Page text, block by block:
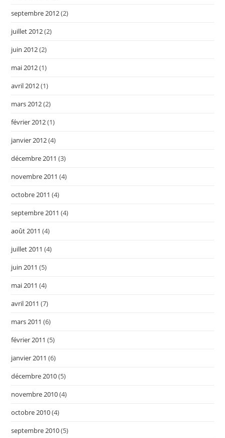
septembre 2012(2)
juillet 2012(2)
juin 2012(2)
mai 2012(1)
avril 2012(1)
mars 2012(2)
février 2012(1)
janvier 2012(4)
décembre 2011 (3)
novembre 2011 (4)
octobre 2011 (4)
septembre 2011 (4)
août 2011 (4)
juillet 2011 (4)
juin 2011 (5)
mai 2011 (4)
avril 2011 (7)
mars 2011 (6)
février 2011 (5)
janvier 2011 (6)
décembre 2010(5)
novembre 2010(4)
octobre 2010(4)
septembre 2010(5)